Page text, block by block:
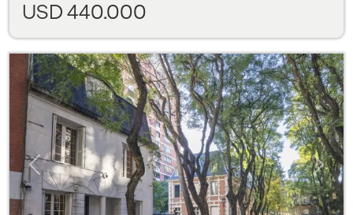
USD 440.000
Previous Next